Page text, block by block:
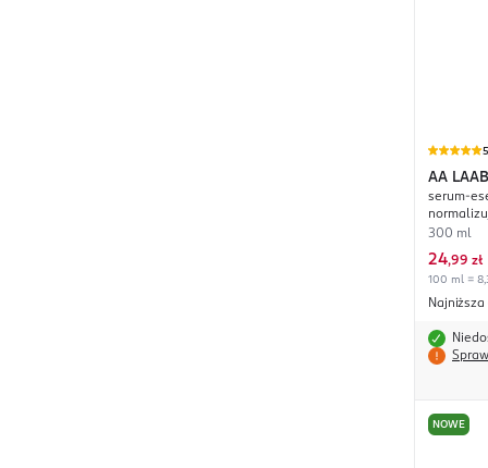
AA
serum-
300 ml
24,99 zł
100 ml =
Najniższa
NOWE